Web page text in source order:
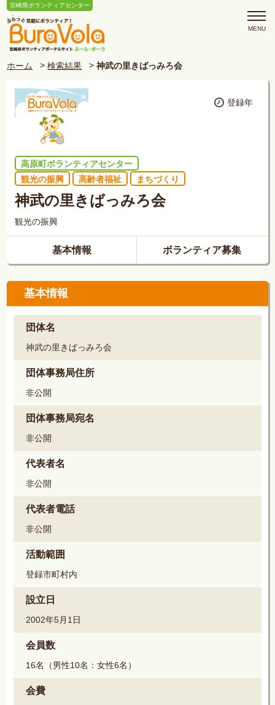
宮崎県ボランティアセンター
ホーム 検索結果 神武の里きばっみろ会
登録年
高原町ボランティアセンター
観光の振興
高齢者福祉 まちづくり
神武の里きばっみろ会
観光の振興
基本情報 ボランティア募集
基本情報
団体名
神武の里きばっみろ会
団体事務局住所
非公開
団体事務局宛名
非公開
代表者名
非公開
代表者電話
非公開
活動範囲
登録市町村内
設立日
2002年5月1日
会員数
16名（男性10名：女性6名）
会費